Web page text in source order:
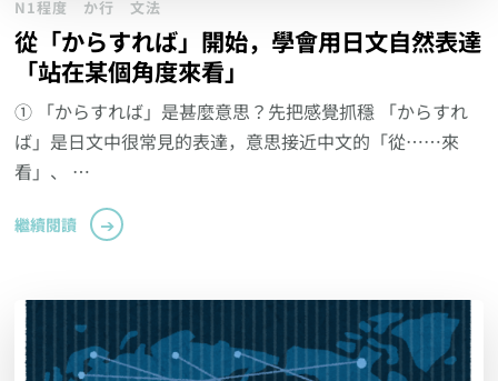
N1程度 か行 文法
從「からすれば」開始，學會用日文自然表達
「站在某個角度來看」
① 「からすれば」是甚麼意思？先把感覺抓穩 「からすれ
ば」是日文中很常見的表達，意思接近中文的「從……來
看」、 …
繼續閱讀